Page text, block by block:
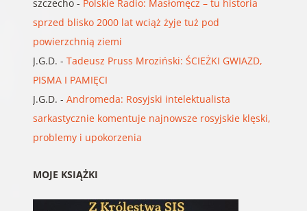
szczecho- Polskie Radio: Masłomęcz – tu historia
sprzed blisko 2000 lat wciąż żyje tuż pod
powierzchnią ziemi
J.G.D. - Tadeusz Pruss Mroziński: ŚCIEŻKI GWIAZD,
PISMA I PAMIĘCI
J.G.D. - Andromeda: Rosyjski intelektualista
sarkastycznie komentuje najnowsze rosyjskie klęski,
problemy i upokorzenia
MOJE KSIĄŻKI